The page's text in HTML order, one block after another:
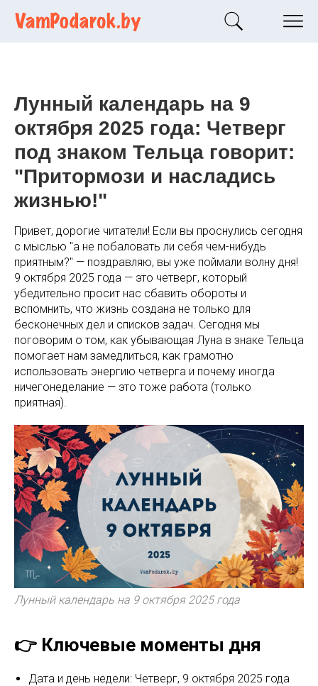
Лунный календарь на 9
октября 2025 года: Четверг
под знаком Тельца говорит:
"Притормози и насладись
жизнью!"
Привет, дорогие читатели! Если вы проснулись сегодня
с мыслью "а не побаловать ли себя чем-нибудь
приятным?" — поздравляю, вы уже поймали волну дня!
9 октября 2025 года — это четверг, который
убедительно просит нас сбавить обороты и
вспомнить, что жизнь создана не только для
бесконечных дел и списков задач. Сегодня мы
поговорим о том, как убывающая Луна в знаке Тельца
помогает нам замедлиться, как грамотно
использовать энергию четверга и почему иногда
ничегонеделание — это тоже работа (только
приятная).
Лунный календарь на 9 октября 2025 года
👉 Ключевые моменты дня
Дата и день недели: Четверг, 9 октября 2025 года